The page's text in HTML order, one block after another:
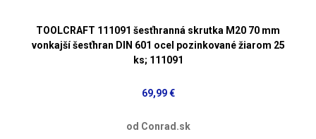
TOOLCRAFT 111091 šesťhranná skrutka M20 70 mm
vonkajší šesťhran DIN 601 ocel pozinkované žiarom 25
ks; 111091
69,99 €
od Conrad.sk